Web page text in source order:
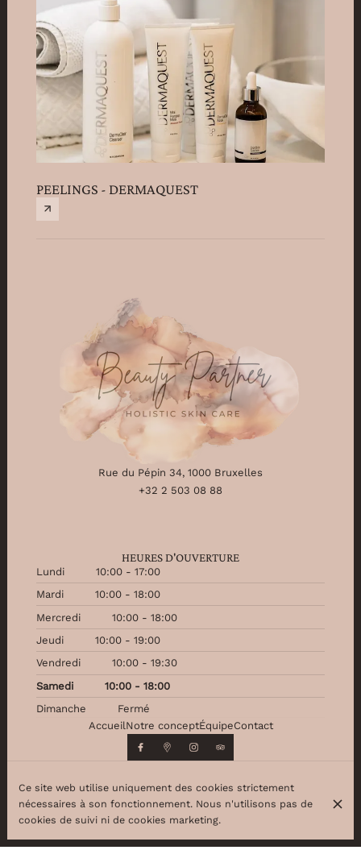
PEELINGS - DERMAQUEST
Rue du Pépin 34, 1000 Bruxelles
+32 2 503 08 88
HEURES D'OUVERTURE
Lundi
10:00 - 17:00
Mardi
10:00 - 18:00
Mercredi
10:00 - 18:00
Jeudi
10:00 - 19:00
Vendredi
10:00 - 19:30
Samedi
10:00 - 18:00
Dimanche
Fermé
AccueilNotre conceptÉquipeContact
© Beauty Partner 2026
Mentions légalesProtection des données
Paramètres des cookies
Ce site web utilise uniquement des cookies strictement
nécessaires à son fonctionnement. Nous n'utilisons pas de
cookies de suivi ni de cookies marketing.